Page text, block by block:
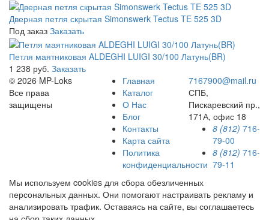
Дверная петля скрытая Simonswerk Tectus TE 525 3D
Под заказ Заказать
Петля маятниковая ALDEGHI LUIGI 30/100 Латунь(BR)
1 238 руб. Заказать
© 2026 MP-Loks
Все права
защищены
Главная
Каталог
О Нас
Блог
Контакты
Карта сайта
Политика
конфиденциальности
7167900@mail.ru
СПБ,
Пискаревский пр.,
171А, офис 18
8 (812) 716-
79-00
8 (812) 716-
79-11
Мы используем cookies для сбора обезличенных
персональных данных. Они помогают настраивать рекламу и
анализировать трафик. Оставаясь на сайте, вы соглашаетесь